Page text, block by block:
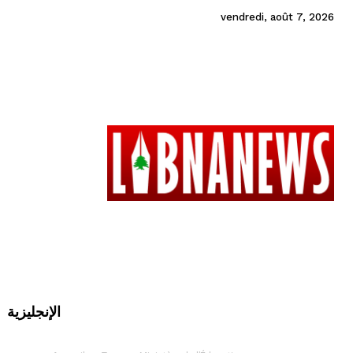
vendredi, août 7, 2026
الإنجليزية